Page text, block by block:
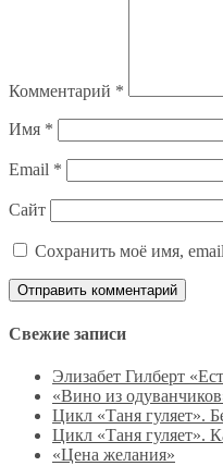
Комментарий *
Имя *
Email *
Сайт
Сохранить моё имя,
Свежие записи
Элизабет Гилберт
«Вино из
Цикл «Таня гуляет».
Цикл «Таня гуляет».
«Цена желания»